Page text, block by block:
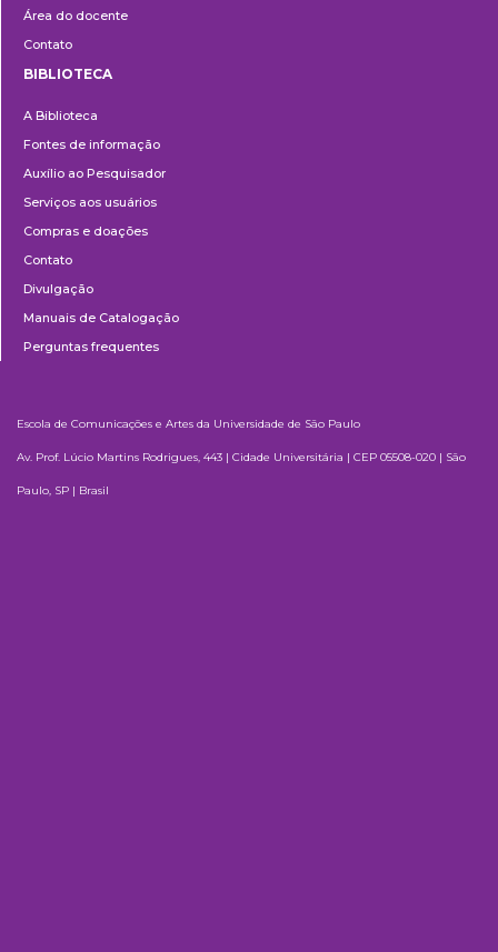
Área do docente
Contato
BIBLIOTECA
A Biblioteca
Fontes de informação
Auxílio ao Pesquisador
Serviços aos usuários
Compras e doações
Contato
Divulgação
Manuais de Catalogação
Perguntas frequentes
Escola de Comunicações e Artes da Universidade de São Paulo
Av. Prof. Lúcio Martins Rodrigues, 443 | Cidade Universitária | CEP 05508-020 | São
Paulo, SP | Brasil